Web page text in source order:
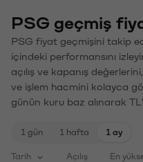
PSG geçmiş
PSG fiyat geçmişini takip
içindeki performansını
açılış ve kapanış
ve işlem hacmini kolayca
günün kuru baz alınarak
1 gün 1 hafta 1 ay
Tarih Açılış En